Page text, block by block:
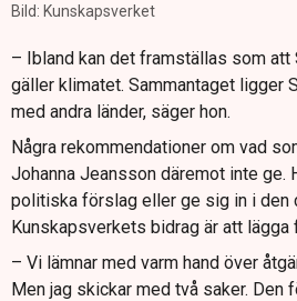
Bild: Kunskapsverket
– Ibland kan det framställas som att
gäller klimatet. Sammantaget ligger
med andra länder, säger hon.
Några rekommendationer om vad
Johanna Jeansson däremot inte ge.
politiska förslag eller ge sig in i den
Kunskapsverkets bidrag är att lägga
– Vi lämnar med varm hand över
Men jag skickar med två saker. Den